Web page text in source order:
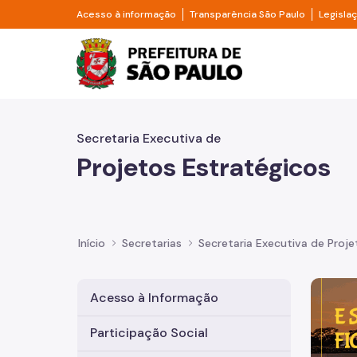
Pular para o Conteúdo principal
Acesso à informação Divisor de acesso à informação
Transparência São Paulo Divisor
Prefeitura de São
Secretaria Executiva de
Projetos Estratégicos
Início Secretarias Secretaria Executiva de
Acesso à Informação
Participação Social